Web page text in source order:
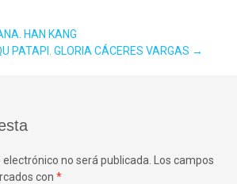
HAN KANG
PATAPI. GLORIA CÁCERES VARGAS →
no será publicada.
Los campos
con*